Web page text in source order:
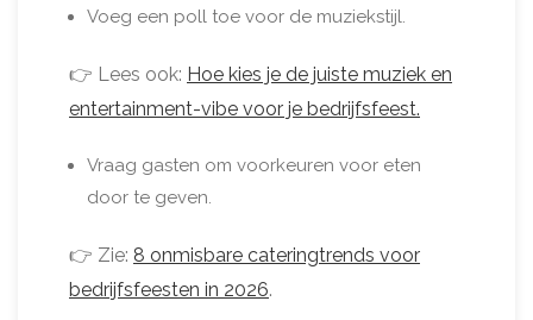
Voeg een poll toe voor de muziekstijl.
👉 Lees ook: Hoe kies je de juiste muziek en
entertainment-vibe voor je bedrijfsfeest.
Vraag gasten om voorkeuren voor eten
door te geven.
👉 Zie: 8 onmisbare cateringtrends voor
bedrijfsfeesten in 2026.